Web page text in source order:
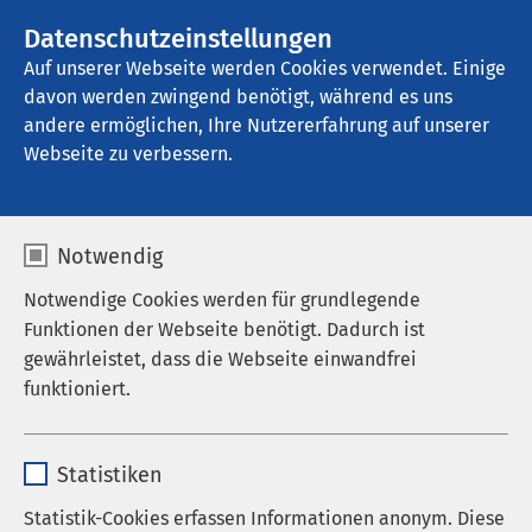
Datenschutzeinstellungen
Auf unserer Webseite werden Cookies verwendet. Einige
davon werden zwingend benötigt, während es uns
andere ermöglichen, Ihre Nutzererfahrung auf unserer
Webseite zu verbessern.
Notwendig
Notwendige Cookies werden für grundlegende
Funktionen der Webseite benötigt. Dadurch ist
gewährleistet, dass die Webseite einwandfrei
funktioniert.
Anbieter sgalinski
Statistiken
Statistik-Cookies erfassen Informationen anonym. Diese